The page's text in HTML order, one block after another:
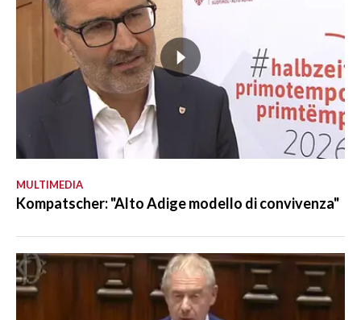
MULTIMEDIA
Kompatscher: "Alto Adige modello di convivenza"